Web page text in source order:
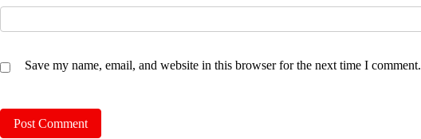
Save my name, email, and website in this browser for the next time I comment.